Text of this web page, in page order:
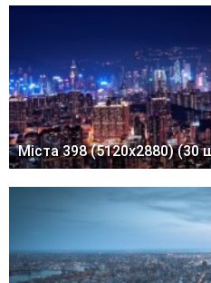
Міста 398 (5120x2880) (30